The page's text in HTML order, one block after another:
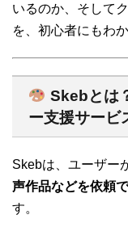
いるのか、そして
を、初心者にもわ
Skebとは
ー支援サービ
Skebは、ユーザー
声作品などを依頼
す。